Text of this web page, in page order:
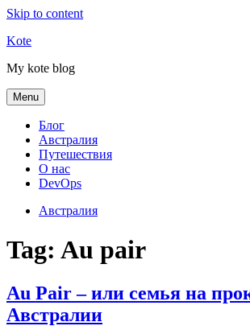
Skip to content
Kote
My kote blog
Menu
Блог
Австралия
Путешествия
О нас
DevOps
Австралия
Tag: Au pair
Au Pair – или семья на
Австралии